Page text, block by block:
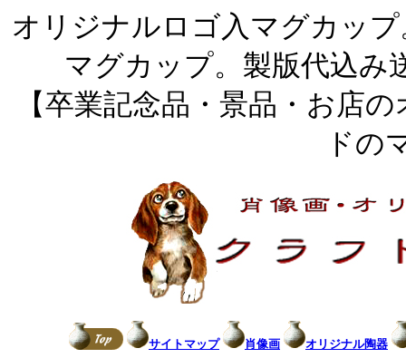
オリジナルロゴ入マグカッ
マグカップ。製版代込み
【卒業記念品・景品・お店
ドの
サイトマップ 肖像画 オリジナル陶器